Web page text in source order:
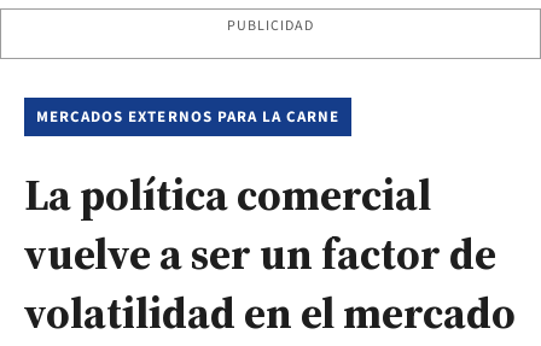
PUBLICIDAD
MERCADOS EXTERNOS PARA LA CARNE
La política comercial
vuelve a ser un factor de
volatilidad en el mercado